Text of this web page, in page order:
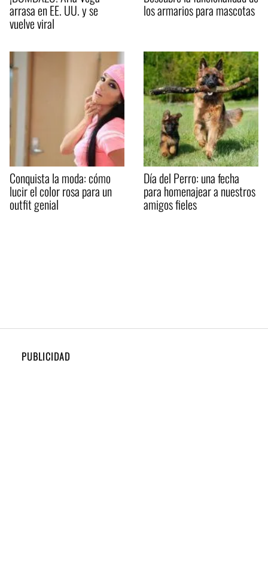
arrasa en EE. UU. y se
vuelve viral
los armarios para mascotas
Conquista la moda: cómo
lucir el color rosa para un
outfit genial
Día del Perro: una fecha
para homenajear a nuestros
amigos fieles
PUBLICIDAD